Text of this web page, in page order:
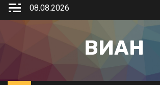
08.08.2026
ВИАН